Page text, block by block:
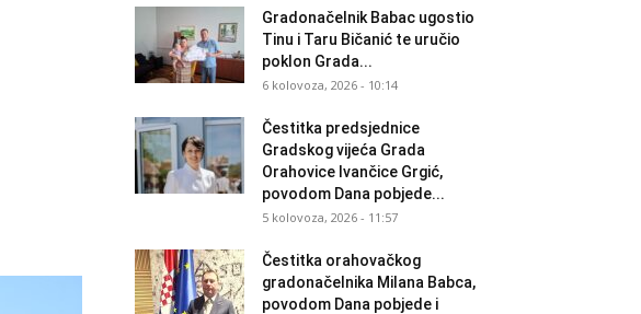
Gradonačelnik Babac ugostio
Tinu i Taru Bičanić te uručio
poklon Grada...
6 kolovoza, 2026 - 10:14
Čestitka predsjednice
Gradskog vijeća Grada
Orahovice Ivančice Grgić,
povodom Dana pobjede...
5 kolovoza, 2026 - 11:57
Čestitka orahovačkog
gradonačelnika Milana Babca,
povodom Dana pobjede i